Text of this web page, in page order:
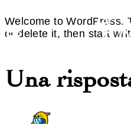
Welcome to WordPress.
or delete it, then start
Una